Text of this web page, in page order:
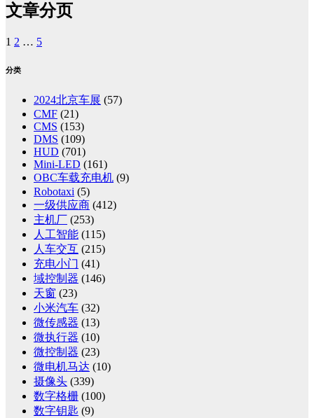
文章分页
1 2 … 5
分类
2024北京车展 (57)
CMF (21)
CMS (153)
DMS (109)
HUD (701)
Mini-LED (161)
OBC车载充电机 (9)
Robotaxi (5)
一级供应商 (412)
主机厂 (253)
人工智能 (115)
人车交互 (215)
充电小门 (41)
域控制器 (146)
天窗 (23)
小米汽车 (32)
微传感器 (13)
微执行器 (10)
微控制器 (23)
微电机马达 (10)
摄像头 (339)
数字格栅 (100)
数字钥匙 (9)